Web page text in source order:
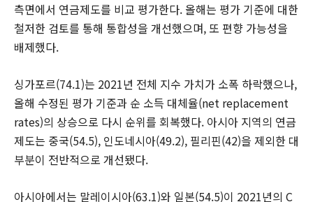
측면에서 연금제도를 비교 평가한다. 올해는 평가 기준에 대한
철저한 검토를 통해 통합성을 개선했으며, 또 편향 가능성을
배제했다.
싱가포르(74.1)는 2021년 전체 지수 가치가 소폭 하락했으나,
올해 수정된 평가 기준과 순 소득 대체율(net replacement
rates)의 상승으로 다시 순위를 회복했다. 아시아 지역의 연금
제도는 중국(54.5), 인도네시아(49.2), 필리핀(42)을 제외한 대
부분이 전반적으로 개선됐다.
아시아에서는 말레이시아(63.1)와 일본(54.5)이 2021년의 C